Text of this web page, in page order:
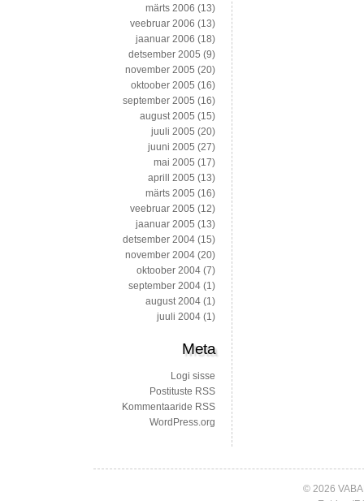
märts 2006 (13)
veebruar 2006 (13)
jaanuar 2006 (18)
detsember 2005 (9)
november 2005 (20)
oktoober 2005 (16)
september 2005 (16)
august 2005 (15)
juuli 2005 (20)
juuni 2005 (27)
mai 2005 (17)
aprill 2005 (13)
märts 2005 (16)
veebruar 2005 (12)
jaanuar 2005 (13)
detsember 2004 (15)
november 2004 (20)
oktoober 2004 (7)
september 2004 (1)
august 2004 (1)
juuli 2004 (1)
Meta
Logi sisse
Postituste RSS
Kommentaaride RSS
WordPress.org
© 2026